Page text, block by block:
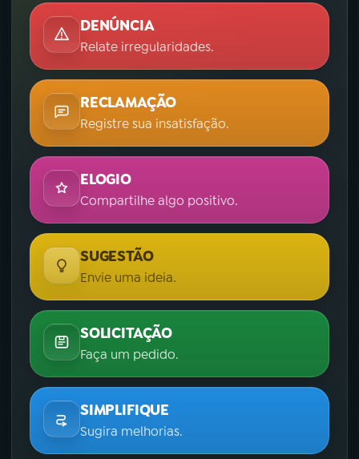
DENÚNCIA
Relate irregularidades.
RECLAMAÇÃO
Registre sua insatisfação.
ELOGIO
Compartilhe algo positivo.
SUGESTÃO
Envie uma ideia.
SOLICITAÇÃO
Faça um pedido.
SIMPLIFIQUE
Sugira melhorias.